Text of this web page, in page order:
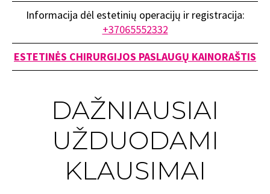
Informacija dėl estetinių operacijų ir registracija:
+37065552332
ESTETINĖS CHIRURGIJOS PASLAUGŲ KAINORAŠTIS
DAŽNIAUSIAI
UŽDUODAMI
KLAUSIMAI